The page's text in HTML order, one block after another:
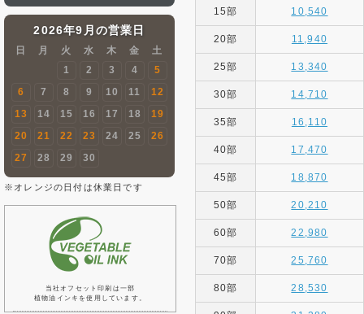
2026年9月の営業日
日 月 火 水 木 金
土
1
2 3 4
5
6
7 8 9 10 11
12
13
14 15 16 17 18
19
20
21 22 23 24 25
26
27
28 29 30
※オレンジの日付は休業日です
当社オフセット印刷は一部
植物油インキを使用しています。
15部 10,540
20部 11,940
25部 13,340
30部 14,710
35部 16,110
40部 17,470
45部 18,870
50部 20,210
60部 22,980
70部 25,760
80部 28,530